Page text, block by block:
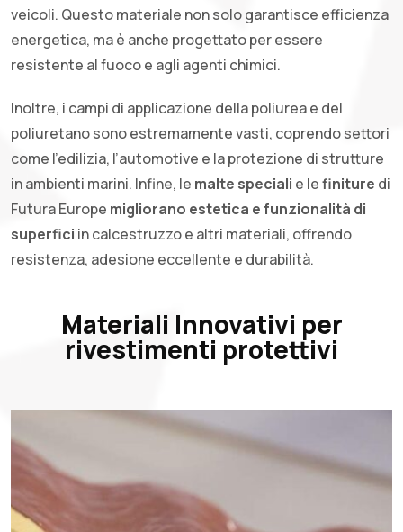
veicoli. Questo materiale non solo garantisce efficienza
energetica, ma è anche progettato per essere
resistente al fuoco e agli agenti chimici.
Inoltre, i campi di applicazione della poliurea e del
poliuretano sono estremamente vasti, coprendo settori
come l’edilizia, l’automotive e la protezione di strutture
in ambienti marini. Infine, le malte speciali e lefiniture di
Futura Europe migliorano estetica e funzionalità di
superfici in calcestruzzo e altri materiali, offrendo
resistenza, adesione eccellente e durabilità.
Materiali Innovativi per
rivestimenti protettivi